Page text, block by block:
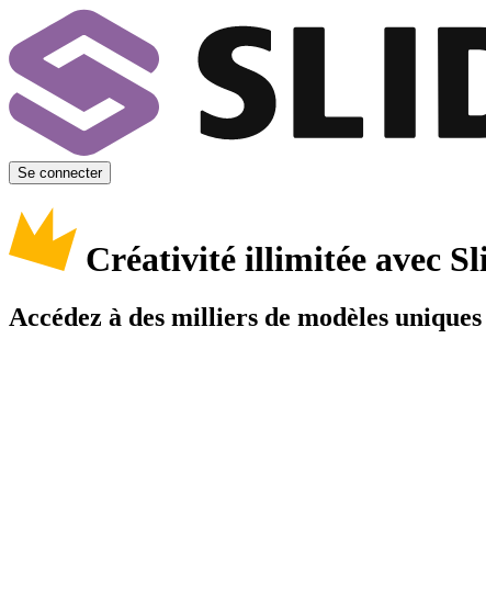
Se connecter
Créativité illimitée avec
Accédez à des milliers de modèles